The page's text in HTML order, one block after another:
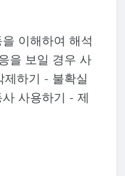
이해하여 해석
을 보일 경우 사
제하기 - 불확실
사용하기 - 제